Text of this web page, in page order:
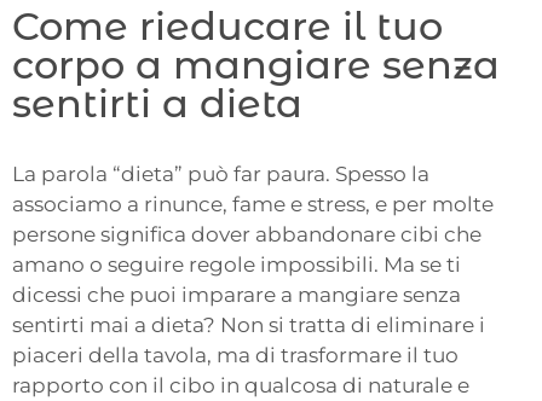
Come rieducare il tuo
corpo a mangiare senza
sentirti a dieta
La parola “dieta” può far paura. Spesso la
associamo a rinunce, fame e stress, e per molte
persone significa dover abbandonare cibi che
amano o seguire regole impossibili. Ma se ti
dicessi che puoi imparare a mangiare senza
sentirti mai a dieta? Non si tratta di eliminare i
piaceri della tavola, ma di trasformare il tuo
rapporto con il cibo in qualcosa di naturale e